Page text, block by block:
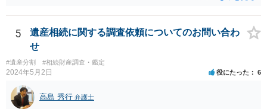
5
遺産相続に関する調査依頼についてのお問い合わ
せ
#遺産分割 #相続財産調査・鑑定
2024年5月2日 役にたった 6
高島 秀行 弁護士